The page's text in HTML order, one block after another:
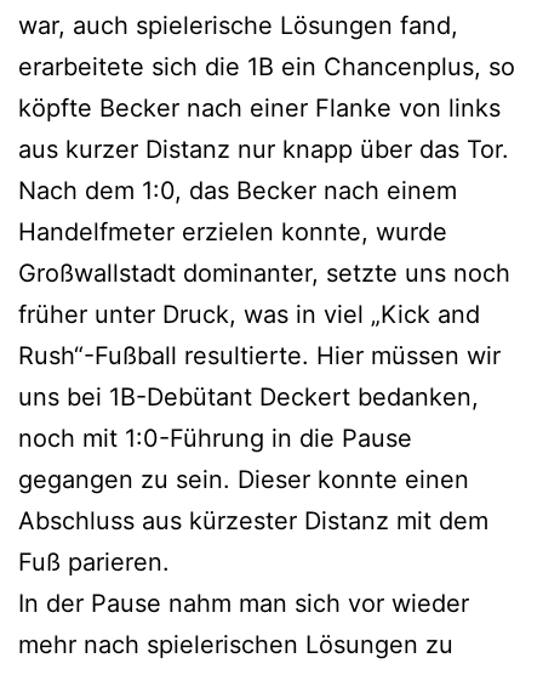
war, auch spielerische Lösungen fand,
erarbeitete sich die 1B ein Chancenplus, so
köpfte Becker nach einer Flanke von links
aus kurzer Distanz nur knapp über das Tor.
Nach dem 1:0, das Becker nach einem
Handelfmeter erzielen konnte, wurde
Großwallstadt dominanter, setzte uns noch
früher unter Druck, was in viel „Kick and
Rush“-Fußball resultierte. Hier müssen wir
uns bei 1B-Debütant Deckert bedanken,
noch mit 1:0-Führung in die Pause
gegangen zu sein. Dieser konnte einen
Abschluss aus kürzester Distanz mit dem
Fuß parieren.
In der Pause nahm man sich vor wieder
mehr nach spielerischen Lösungen zu